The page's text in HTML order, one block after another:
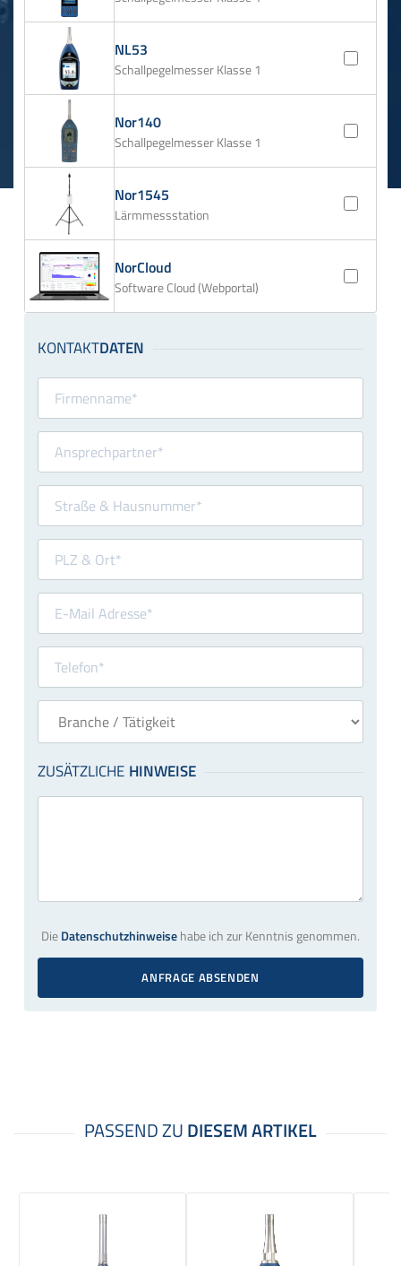
NL53
Schallpegelmesser Klasse 1
Nor140
Schallpegelmesser Klasse 1
Nor1545
Lärmmessstation
NorCloud
Software Cloud (Webportal)
DieDatenschutzhinweisehabe ich zur Kenntnis genommen.
ANFRAGE ABSENDEN